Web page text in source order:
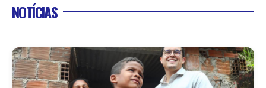
NOTÍCIAS